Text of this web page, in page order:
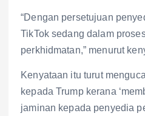
“Dengan persetujuan
TikTok sedang dalam
perkhidmatan,” menurut
Kenyataan itu turut
kepada Trump kerana
jaminan kepada penyedia